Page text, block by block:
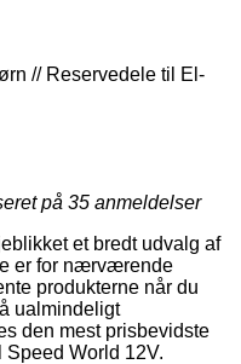
// Reservedele til El-
på 35 anmeldelser
et bredt udvalg af
er for nærværende
produkterne når du
ualmindeligt
den mest prisbevidste
World 12V.